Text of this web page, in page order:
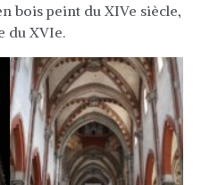
bois peint du XIVe siècle,
du XVIe.